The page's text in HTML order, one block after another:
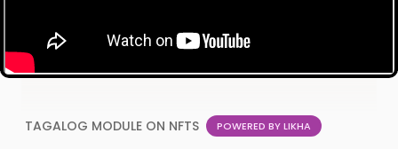
TAGALOG MODULE ON NFTS POWERED BY LIKHA